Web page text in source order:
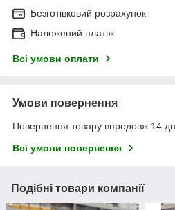
Безготівковий розрахунок
Наложений платіж
Всі умови оплати
Умови повернення
Повернення товару впродовж 14
Всі умови повернення
Подібні товари компанії